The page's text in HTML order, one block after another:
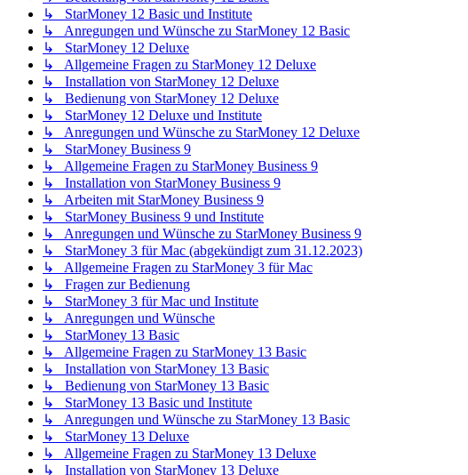
↳ StarMoney 12 Basic und Institute
↳ Anregungen und Wünsche zu StarMoney 12 Basic
↳ StarMoney 12 Deluxe
↳ Allgemeine Fragen zu StarMoney 12 Deluxe
↳ Installation von StarMoney 12 Deluxe
↳ Bedienung von StarMoney 12 Deluxe
↳ StarMoney 12 Deluxe und Institute
↳ Anregungen und Wünsche zu StarMoney 12 Deluxe
↳ StarMoney Business 9
↳ Allgemeine Fragen zu StarMoney Business 9
↳ Installation von StarMoney Business 9
↳ Arbeiten mit StarMoney Business 9
↳ StarMoney Business 9 und Institute
↳ Anregungen und Wünsche zu StarMoney Business 9
↳ StarMoney 3 für Mac (abgekündigt zum 31.12.2023)
↳ Allgemeine Fragen zu StarMoney 3 für Mac
↳ Fragen zur Bedienung
↳ StarMoney 3 für Mac und Institute
↳ Anregungen und Wünsche
↳ StarMoney 13 Basic
↳ Allgemeine Fragen zu StarMoney 13 Basic
↳ Installation von StarMoney 13 Basic
↳ Bedienung von StarMoney 13 Basic
↳ StarMoney 13 Basic und Institute
↳ Anregungen und Wünsche zu StarMoney 13 Basic
↳ StarMoney 13 Deluxe
↳ Allgemeine Fragen zu StarMoney 13 Deluxe
↳ Installation von StarMoney 13 Deluxe